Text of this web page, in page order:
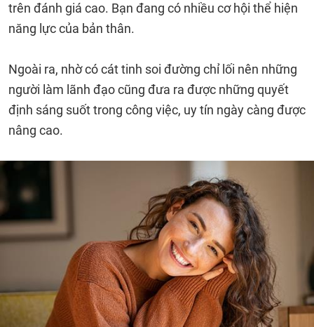
trên đánh giá cao. Bạn đang có nhiều cơ hội thể hiện
năng lực của bản thân.
Ngoài ra, nhờ có cát tinh soi đường chỉ lối nên những
người làm lãnh đạo cũng đưa ra được những quyết
định sáng suốt trong công việc, uy tín ngày càng được
nâng cao.